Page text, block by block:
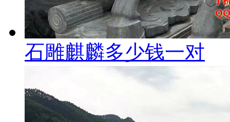
石雕麒麟多少钱一对